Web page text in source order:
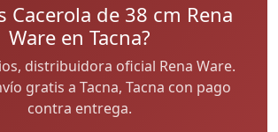
Cacerola de 38 cm Rena
Ware en Tacna?
distribuidora oficial Rena Ware.
gratis a Tacna, Tacna con pago
contra entrega.